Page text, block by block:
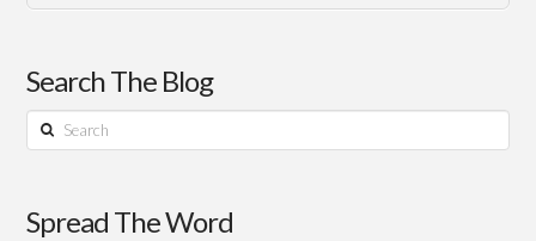
Search The Blog
Search
Spread The Word